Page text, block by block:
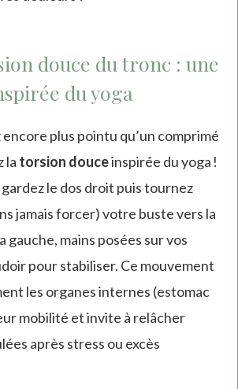
douce du tronc : une
du yoga
plus pointu qu’un comprimé
la torsion douceinspirée du yoga !
le dos droit puis tournez
jamais forcer) votre buste vers la
gauche, mains posées sur vos
pour stabiliser. Ce mouvement
les organes internes (estomac
mobilité et invite à relâcher
après stress ou excès